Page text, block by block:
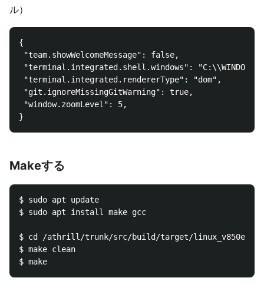
ル）
{
"team.showWelcomeMessage": false,
"terminal.integrated.shell.windows":
"terminal.integrated.rendererType": "dom",
"git.ignoreMissingGitWarning": true,
"window.zoomLevel": 5,
Makeする
$ sudo apt update
$ sudo apt install make gcc
$ cd /athrill/trunk/src/build/target/linux_v850e2m
$ make clean